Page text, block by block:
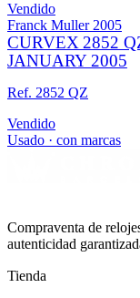
Vendido
Franck Muller 2005
CURVEX 2852
JANUARY 2005
Ref. 2852 QZ
Vendido
Usado · con marcas
Compraventa de
autenticidad
Tienda